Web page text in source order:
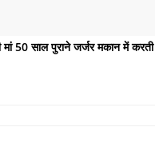
मां 50 साल पुराने जर्जर मकान में करती